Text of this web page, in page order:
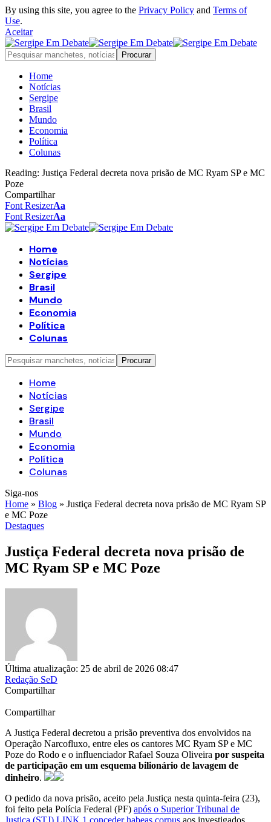
By using this site, you agree to the Privacy Policy and Terms of
Use.
Aceitar
Home
Notícias
Sergipe
Brasil
Mundo
Economia
Política
Colunas
Reading: Justiça Federal decreta nova prisão de MC Ryam SP e MC
Poze
Compartilhar
Font ResizerAa
Font ResizerAa
Home
Notícias
Sergipe
Brasil
Mundo
Economia
Política
Colunas
Home
Notícias
Sergipe
Brasil
Mundo
Economia
Política
Colunas
Siga-nos
Home » Blog » Justiça Federal decreta nova prisão de MC Ryam SP
e MC Poze
Destaques
Justiça Federal decreta nova prisão de
MC Ryam SP e MC Poze
Última atualização: 25 de abril de 2026 08:47
Redação SeD
Compartilhar
Compartilhar
A Justiça Federal decretou a prisão preventiva dos envolvidos na
Operação Narcofluxo, entre eles os cantores MC Ryam SP e MC
Poze do Rodo e o influenciador Rafael Souza Oliveira por suspeita
de participação em um esquema bilionário de lavagem de
dinheiro.
O pedido da nova prisão, aceito pela Justiça nesta quinta-feira (23),
foi feito pela Polícia Federal (PF) após o Superior Tribunal de
Justiça (STJ) LINK 1 conceder habeas corpus aos investigados,